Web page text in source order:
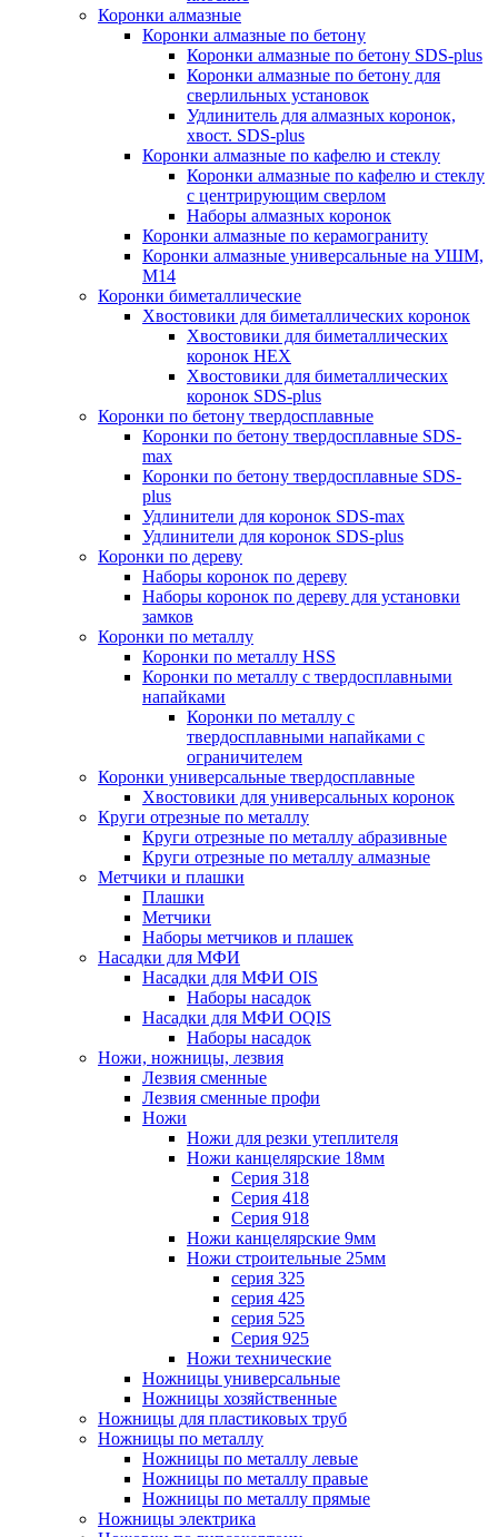
Коронки алмазные
Коронки алмазные по бетону
Коронки алмазные по бетону SDS-plus
Коронки алмазные по бетону для
сверлильных установок
Удлинитель для алмазных коронок,
хвост. SDS-plus
Коронки алмазные по кафелю и стеклу
Коронки алмазные по кафелю и стеклу
c центрирующим сверлом
Наборы алмазных коронок
Коронки алмазные по керамограниту
Коронки алмазные универсальные на УШМ,
М14
Коронки биметаллические
Хвостовики для биметаллических коронок
Хвостовики для биметаллических
коронок HEX
Хвостовики для биметаллических
коронок SDS-plus
Коронки по бетону твердосплавные
Коронки по бетону твердосплавные SDS-
max
Коронки по бетону твердосплавные SDS-
plus
Удлинители для коронок SDS-max
Удлинители для коронок SDS-plus
Коронки по дереву
Наборы коронок по дереву
Наборы коронок по дереву для установки
замков
Коронки по металлу
Коронки по металлу HSS
Коронки по металлу с твердосплавными
напайками
Коронки по металлу с
твердосплавными напайками c
ограничителем
Коронки универсальные твердосплавные
Хвостовики для универсальных коронок
Круги отрезные по металлу
Круги отрезные по металлу абразивные
Круги отрезные по металлу алмазные
Метчики и плашки
Плашки
Метчики
Наборы метчиков и плашек
Насадки для МФИ
Насадки для МФИ OIS
Наборы насадок
Насадки для МФИ OQIS
Наборы насадок
Ножи, ножницы, лезвия
Лезвия сменные
Лезвия сменные профи
Ножи
Ножи для резки утеплителя
Ножи канцелярские 18мм
Серия 318
Серия 418
Серия 918
Ножи канцелярские 9мм
Ножи строительные 25мм
серия 325
серия 425
серия 525
Серия 925
Ножи технические
Ножницы универсальные
Ножницы хозяйственные
Ножницы для пластиковых труб
Ножницы по металлу
Ножницы по металлу левые
Ножницы по металлу правые
Ножницы по металлу прямые
Ножницы электрика